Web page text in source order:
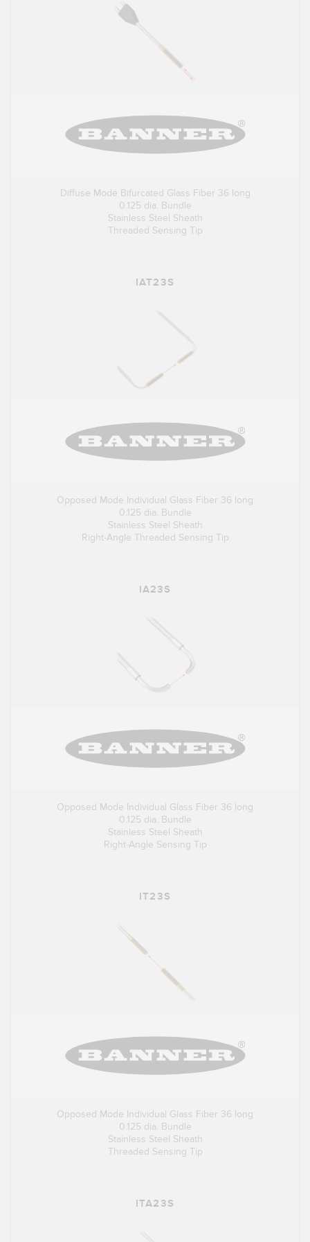
Diffuse Mode Bifurcated Glass Fiber 36 long
0.125 dia. Bundle
Stainless Steel Sheath
Threaded Sensing Tip
IAT23S
Opposed Mode Individual Glass Fiber 36 long
0.125 dia. Bundle
Stainless Steel Sheath
Right-Angle Threaded Sensing Tip
IA23S
Opposed Mode Individual Glass Fiber 36 long
0.125 dia. Bundle
Stainless Steel Sheath
Right-Angle Sensing Tip
IT23S
Opposed Mode Individual Glass Fiber 36 long
0.125 dia. Bundle
Stainless Steel Sheath
Threaded Sensing Tip
ITA23S